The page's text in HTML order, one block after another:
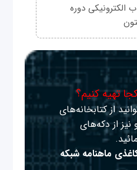
الکترونیکی دوره
تهیه کنیم؟
از کتابخانه‌های
از دکه‌های
ماهنامه شبکه